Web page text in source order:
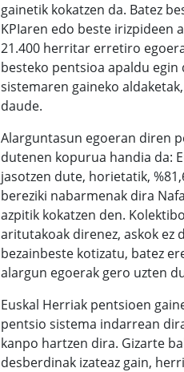
gainetik kokatzen da. Batez
KPIaren edo beste irizpideen
21.400 herritar erretiro
besteko pentsioa apaldu egin
sistemaren gaineko
daude.
Alarguntasun egoeran diren
dutenen kopurua handia da:
jasotzen dute, horietatik,
bereziki nabarmenak dira
azpitik kokatzen den.
aritutakoak direnez, askok ez
bezainbeste kotizatu, batez
alargun egoerak gero uzten
Euskal Herriak pentsioen
pentsio sistema indarrean
kanpo hartzen dira. Gizarte
desberdinak izateaz gain,